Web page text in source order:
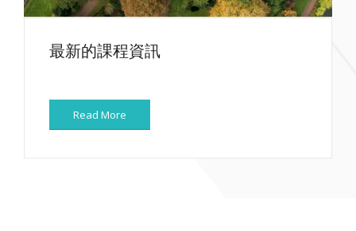
最新的課程資訊
Read More